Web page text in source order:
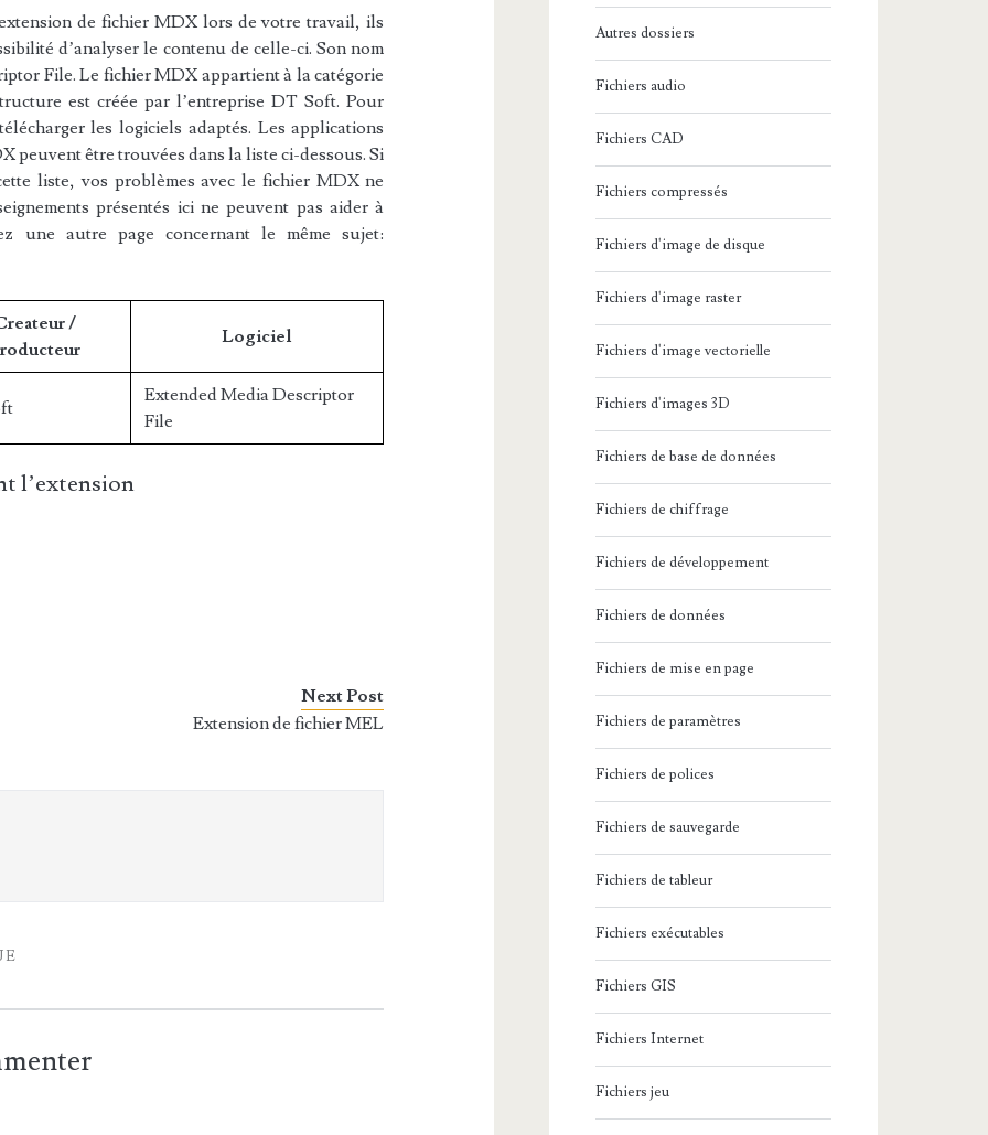
de fichier MDX lors de votre travail, ils
d’analyser le contenu de celle-ci. Son nom
File. Le fichier MDX appartient à la catégorie
est créée par l’entreprise DT Soft. Pour
les logiciels adaptés. Les applications
peuvent être trouvées dans la liste ci-dessous. Si
liste, vos problèmes avec le fichier MDX ne
présentés ici ne peuvent pas aider à
une autre page concernant le même sujet:
/
Logiciel
Extended Media Descriptor
File
l’extension
Next Post
Extension de fichier MEL
Autres dossiers
Fichiers audio
Fichiers CAD
Fichiers compressés
Fichiers d'image de disque
Fichiers d'image raster
Fichiers d'image vectorielle
Fichiers d'images 3D
Fichiers de base de données
Fichiers de chiffrage
Fichiers de développement
Fichiers de données
Fichiers de mise en page
Fichiers de paramètres
Fichiers de polices
Fichiers de sauvegarde
Fichiers de tableur
Fichiers exécutables
Fichiers GIS
Fichiers Internet
Fichiers jeu